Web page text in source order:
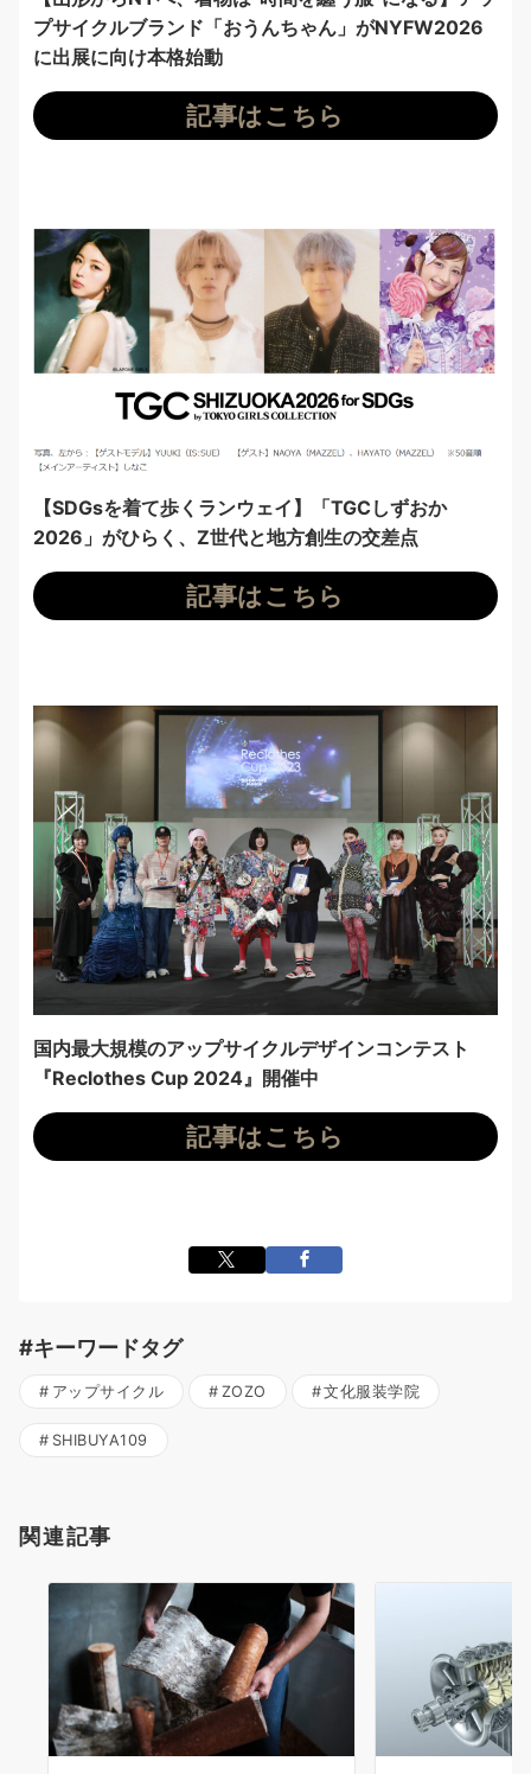
プサイクルブランド「おうんちゃん」がNYFW2026
に出展に向け本格始動
記事はこちら
【SDGsを着て歩くランウェイ】「TGCしずおか
2026」がひらく、Z世代と地方創生の交差点
記事はこちら
国内最大規模のアップサイクルデザインコンテスト
『Reclothes Cup 2024』開催中
記事はこちら
#キーワードタグ
アップサイクル ZOZO 文化服装学院
SHIBUYA109
関連記事